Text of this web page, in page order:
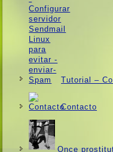
Tutorial –
Contacto
Once